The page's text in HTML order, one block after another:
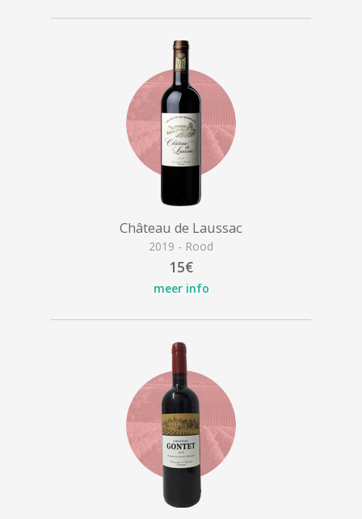
Château de Laussac
2019 - Rood
15€
meer info